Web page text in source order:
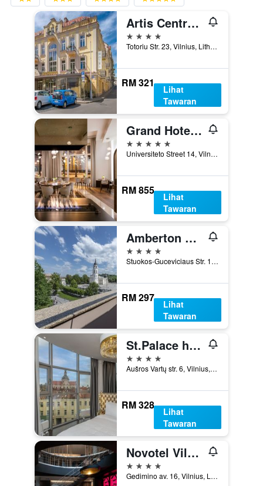
Artis Centrum Hotels
4 bintang
Totoriu Str. 23, Vilnius, Lithuania
RM 321
Lihat
Tawaran
Grand Hotel Vilnius, Curio Collection by Hilton
5 bintang
Universiteto Street 14, Vilnius, Lithuania
RM 855
Lihat
Tawaran
Amberton Cathedral Square Hotel Vilnius
4 bintang
Stuokos-Guceviciaus Str. 1, Vilnius, Lithuania
RM 297
Lihat
Tawaran
St.Palace hotel
4 bintang
Aušros Vartų str. 6, Vilnius, Lithuania
RM 328
Lihat
Tawaran
Novotel Vilnius Centre
4 bintang
Gedimino av. 16, Vilnius, Lithuania